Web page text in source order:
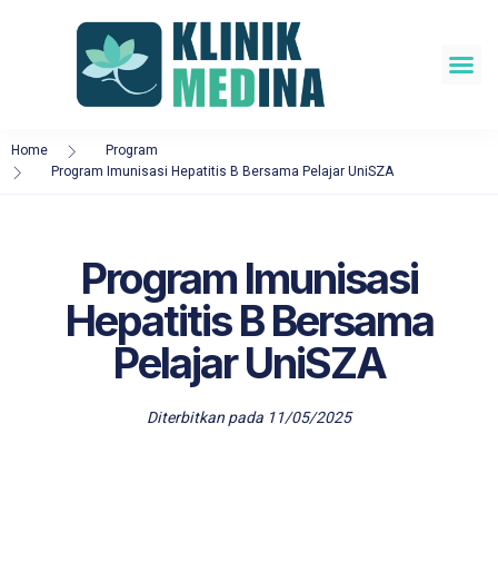
Home
Program
Program Imunisasi Hepatitis B Bersama Pelajar UniSZA
Program Imunisasi
Hepatitis B Bersama
Pelajar UniSZA
Diterbitkan pada 11/05/2025